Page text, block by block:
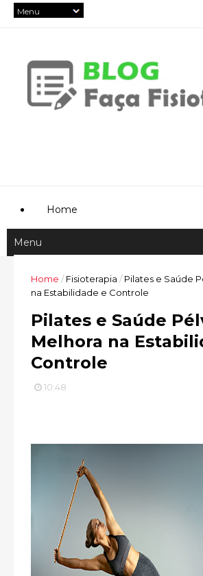
Home
Home /Fisioterapia / Pilates e Saúde
na Estabilidade e Controle
Pilates e Saúde
Melhora na
Controle
10:48